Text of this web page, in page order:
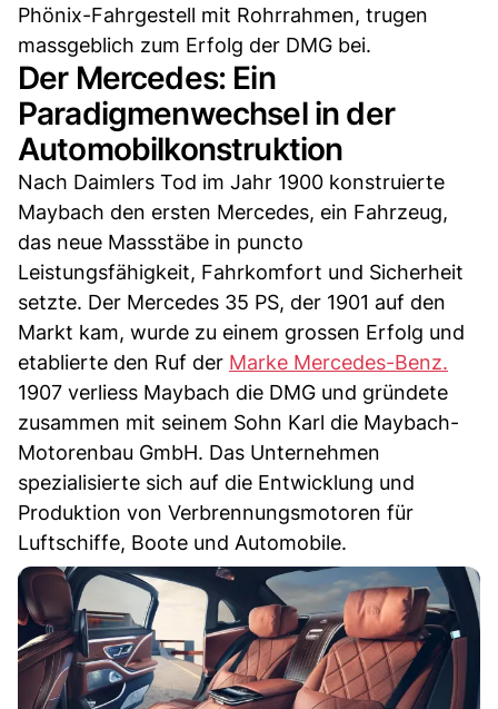
Phönix-Fahrgestell mit Rohrrahmen, trugen
massgeblich zum Erfolg der DMG bei.
Der Mercedes: Ein
Paradigmenwechsel in der
Automobilkonstruktion
Nach Daimlers Tod im Jahr 1900 konstruierte
Maybach den ersten Mercedes, ein Fahrzeug,
das neue Massstäbe in puncto
Leistungsfähigkeit, Fahrkomfort und Sicherheit
setzte. Der Mercedes 35 PS, der 1901 auf den
Markt kam, wurde zu einem grossen Erfolg und
etablierte den Ruf der Marke Mercedes-Benz.
1907 verliess Maybach die DMG und gründete
zusammen mit seinem Sohn Karl die Maybach-
Motorenbau GmbH. Das Unternehmen
spezialisierte sich auf die Entwicklung und
Produktion von Verbrennungsmotoren für
Luftschiffe, Boote und Automobile.